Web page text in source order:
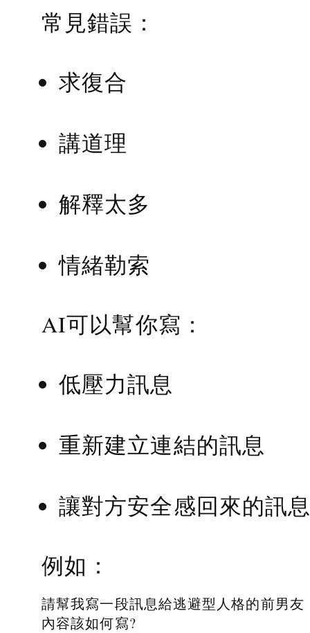
常見錯誤：
求復合
講道理
解釋太多
情緒勒索
AI可以幫你寫：
低壓力訊息
重新建立連結的訊息
讓對方安全感回來的訊
例如：
請幫我寫一段訊息給逃避型人格的前男友
內容該如何寫?